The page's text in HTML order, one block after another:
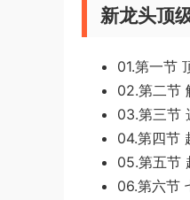
新龙头顶
01.第一节
02.第二节
03.第三节
04.第四节
05.第五节
06.第六节